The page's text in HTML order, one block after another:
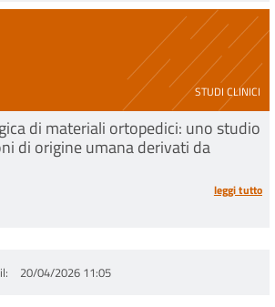
STUDI CLINICI
di materiali ortopedici: uno studio
di origine umana derivati da
leggi tutto
20/04/2026 11:05